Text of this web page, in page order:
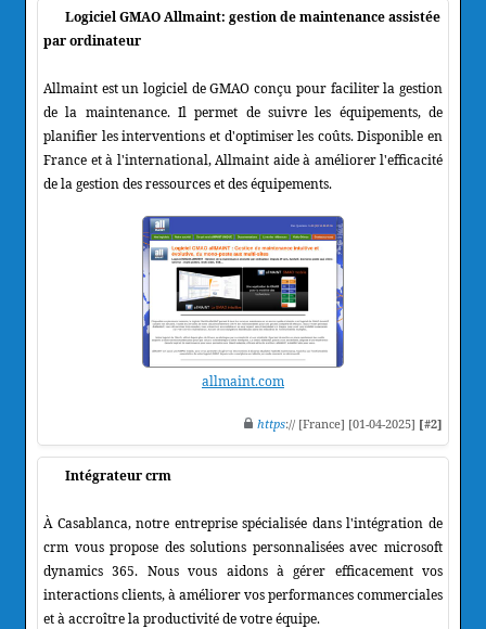
Logiciel GMAO Allmaint: gestion de maintenance assistée
par ordinateur
Allmaint est un logiciel de GMAO conçu pour faciliter la gestion
de la maintenance. Il permet de suivre les équipements, de
planifier les interventions et d'optimiser les coûts. Disponible en
France et à l'international, Allmaint aide à améliorer l'efficacité
de la gestion des ressources et des équipements.
allmaint.com
https:// [France] [01-04-2025] [#2]
Intégrateur crm
À Casablanca, notre entreprise spécialisée dans l'intégration de
crm vous propose des solutions personnalisées avec microsoft
dynamics 365. Nous vous aidons à gérer efficacement vos
interactions clients, à améliorer vos performances commerciales
et à accroître la productivité de votre équipe.